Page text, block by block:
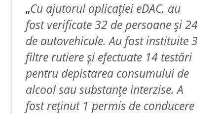
„Cu ajutorul aplicației eDAC, au
fost verificate 32 de persoane și 24
de autovehicule. Au fost instituite 3
filtre rutiereși efectuate 14 testări
pentru depistarea consumului de
alcool sau substanțe interzise.A
fost reținut 1 permis de conducere